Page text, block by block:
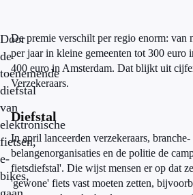
Door
de
toenemende
diefstal
van
elektronische
fietsen,
e-
bikes,
De premie verschilt per regio enorm: van
per jaar in kleine gemeenten tot 300 euro
400 euro in Amsterdam. Dat blijkt uit
Verzekeraars.
Diefstal
In april lanceerden verzekeraars, branche-
belangenorganisaties en de politie de
fietsdiefstal'. Die wijst mensen er op dat
'gewone' fiets vast moeten zetten,